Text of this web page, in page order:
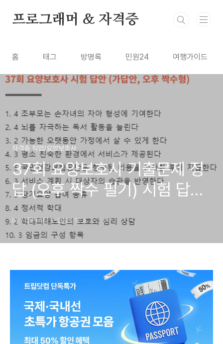
프로그래머 & 자격증
홈 태그 방명록 민원24 여행가이드
자격증 직업/요양보호사
37회 요양보호사 기출문제 정
답 (오후 짝수 필기) 시험 답안
pdf
by 시험마스터 2021. 11. 6.